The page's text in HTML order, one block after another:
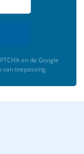
en de Google
van toepassing.